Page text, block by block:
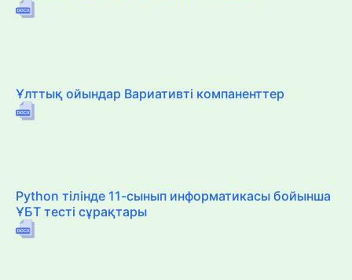
Ұлттық ойындар Вариативті компаненттер
Python тілінде 11-сынып информатикасы бойынша
ҰБТ тесті сұрақтары